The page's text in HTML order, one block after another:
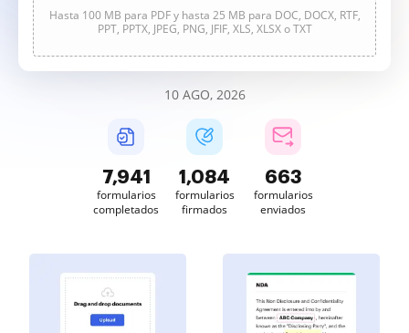
Hasta 100 MB para PDF y hasta 25 MB para DOC, DOCX, RTF,
PPT, PPTX, JPEG, PNG, JFIF, XLS, XLSX o TXT
10 AGO, 2026
7,942
formularios
completados
1,084
formularios
firmados
664
formularios
enviados